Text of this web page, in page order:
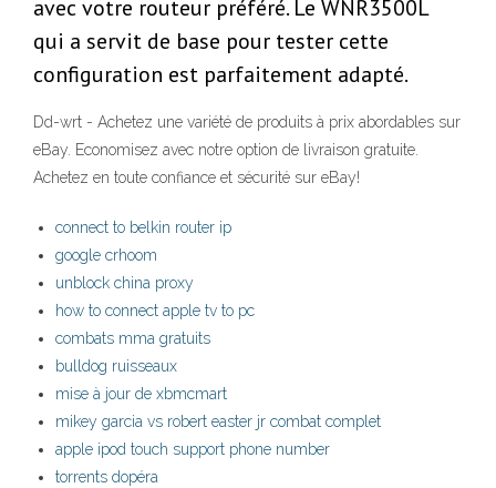
avec votre routeur préféré. Le WNR3500L
qui a servit de base pour tester cette
configuration est parfaitement adapté.
Dd-wrt - Achetez une variété de produits à prix abordables sur
eBay. Economisez avec notre option de livraison gratuite.
Achetez en toute confiance et sécurité sur eBay!
connect to belkin router ip
google crhoom
unblock china proxy
how to connect apple tv to pc
combats mma gratuits
bulldog ruisseaux
mise à jour de xbmcmart
mikey garcia vs robert easter jr combat complet
apple ipod touch support phone number
torrents dopéra